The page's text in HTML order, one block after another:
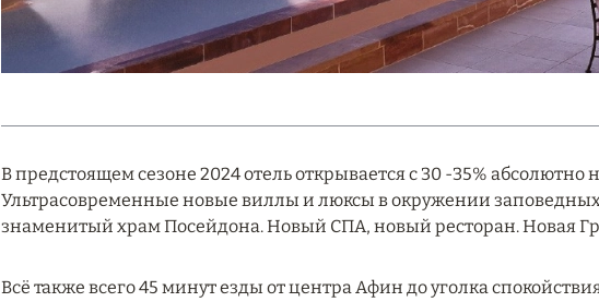
В предстоящем сезоне 2024 отель открывается с 30 -35% абсолютно
Ультрасовременные новые виллы и люксы в окружении
знаменитый храм Посейдона. Новый СПА, новый ресторан. Новая
Всё также всего 45 минут езды от центра Афин до уголка